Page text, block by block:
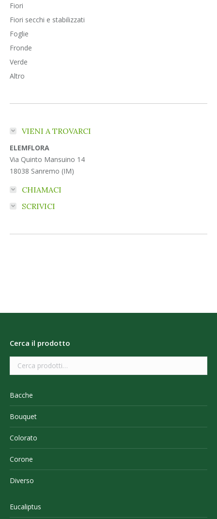
Fiori
Fiori secchi e stabilizzati
Foglie
Fronde
Verde
Altro
VIENI A TROVARCI
ELEMFLORA
Via Quinto Mansuino 14
18038 Sanremo (IM)
CHIAMACI
SCRIVICI
Cerca il prodotto
Bacche
Bouquet
Colorato
Corone
Diverso
Eucaliptus